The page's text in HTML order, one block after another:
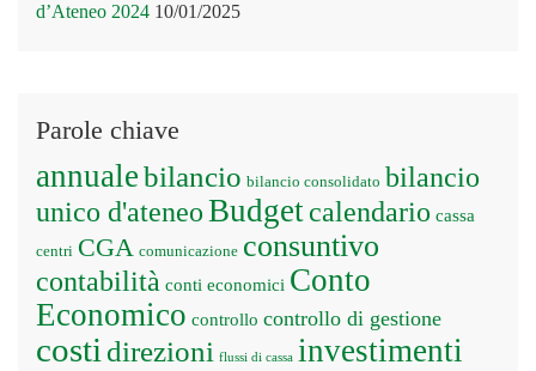
d’Ateneo 2024 10/01/2025
Parole chiave
annualebilancio bilancio consolidato bilancio
unico d'ateneoBudgetcalendario cassa
centri CGA comunicazione consuntivo
contabilità conti economici Conto
Economico controllo controllo di gestione
costi direzioni flussi di cassa investimenti